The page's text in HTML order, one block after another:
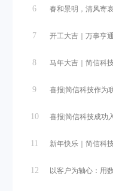
6 春和景明，清风寄
7 开工大吉｜万事亨通
8 马年大吉｜简信科
9 喜报|简信科技作为
10 喜报|简信科技成功
11 新年快乐｜简信科
12 以客户为轴心：用